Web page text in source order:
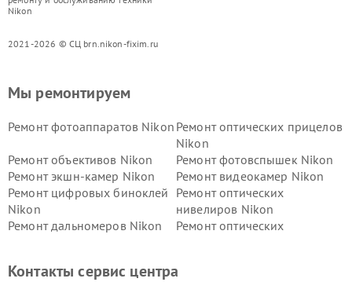
Nikon
2021-2026 © СЦ brn.nikon-fixim.ru
Мы ремонтируем
Ремонт фотоаппаратов Nikon Ремонт оптических прицелов
Nikon
Ремонт объективов Nikon
Ремонт фотовспышек Nikon
Ремонт экшн-камер Nikon
Ремонт видеокамер Nikon
Ремонт цифровых биноклей
Nikon
Ремонт оптических
нивелиров Nikon
Ремонт дальномеров Nikon
Ремонт оптических
Контакты сервис центра